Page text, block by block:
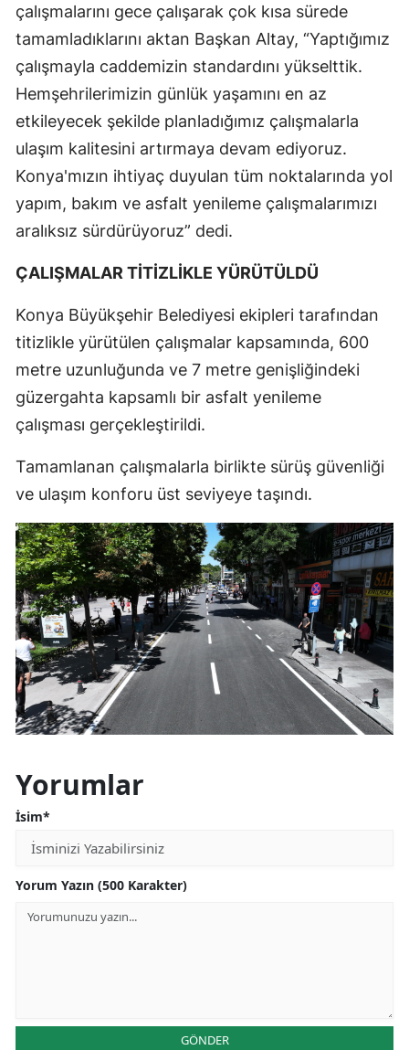
Kırklareli
Kırşehir
Kocaeli
Konya
Kütahya
Malatya
Kahramanmaraş
Mardin
Muğla
Muş
Niğde
Ordu
Rize
Sakarya
Samsun
Siirt
Sinop
Sivas
Yozgat
çalışmalarını gece çalışarak çok kısa sürede
tamamladıklarını aktan Başkan Altay, “Yaptığımız
çalışmayla caddemizin standardını yükselttik.
Hemşehrilerimizin günlük yaşamını en az
etkileyecek şekilde planladığımız çalışmalarla
ulaşım kalitesini artırmaya devam ediyoruz.
Konya'mızın ihtiyaç duyulan tüm noktalarında yol
yapım, bakım ve asfalt yenileme çalışmalarımızı
aralıksız sürdürüyoruz” dedi.
ÇALIŞMALAR TİTİZLİKLE YÜRÜTÜLDÜ
Konya Büyükşehir Belediyesi ekipleri tarafından
titizlikle yürütülen çalışmalar kapsamında, 600
metre uzunluğunda ve 7 metre genişliğindeki
güzergahta kapsamlı bir asfalt yenileme
çalışması gerçekleştirildi.
Tamamlanan çalışmalarla birlikte sürüş güvenliği
ve ulaşım konforu üst seviyeye taşındı.
Yorumlar
İsim*
Yorum Yazın (500 Karakter)
GÖNDER